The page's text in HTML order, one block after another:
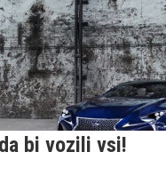
bi vozili vsi!